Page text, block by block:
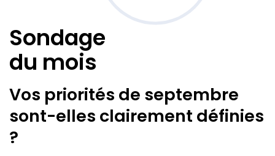
Sondage
du mois
Vos priorités de septembre
sont-elles clairement définies
?